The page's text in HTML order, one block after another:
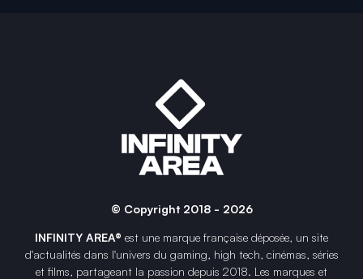
© Copyright 2018 - 2026
INFINITY AREA® est une marque française déposée, un site
d'actualités dans l'univers du gaming, high tech, cinémas, séries
et films, partageant la passion depuis 2018. Les marques et